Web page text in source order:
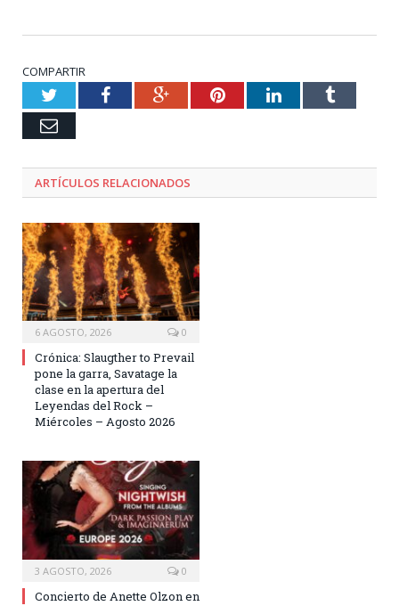
COMPARTIR
TwitterFacebookGoogle+PinterestLinkedInTumblr
Email
ARTÍCULOS RELACIONADOS
6 AGOSTO, 2026 0
Crónica: Slaugther to Prevail
pone la garra, Savatage la
clase en la apertura del
Leyendas del Rock –
Miércoles – Agosto 2026
3 AGOSTO, 2026 0
Concierto de Anette Olzon en